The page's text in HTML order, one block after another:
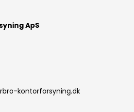
ApS
kontorforsyning.dk